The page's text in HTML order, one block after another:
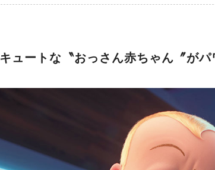
キュートな〝おっさん赤ちゃん〞がパ